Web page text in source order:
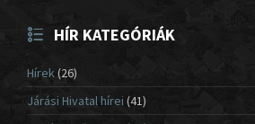
HÍR KATEGÓRIÁK
Hírek (26)
Járási Hivatal hírei (41)